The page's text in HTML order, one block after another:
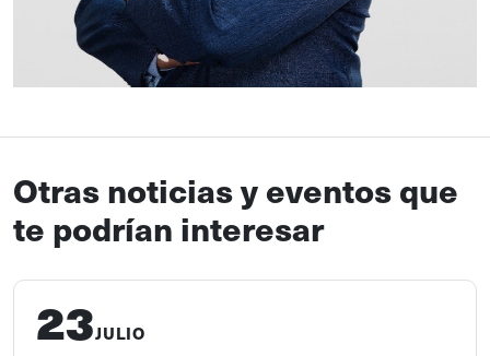
Otras noticias y eventos que
te podrían interesar
23JULIO